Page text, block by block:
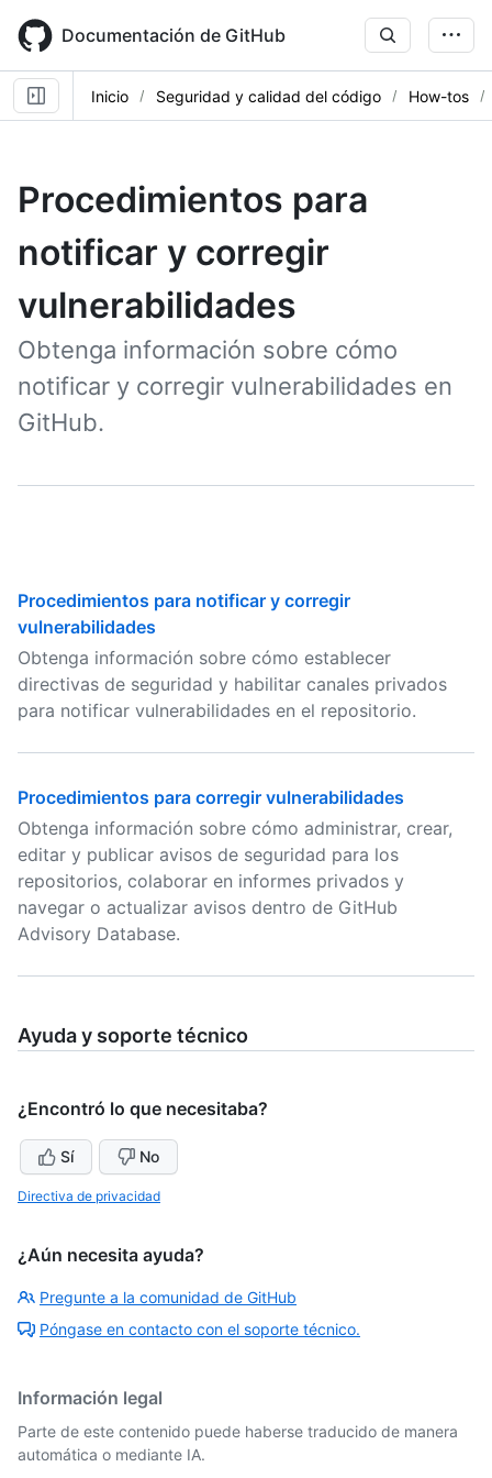
main
content
Documentación de GitHub
Inicio Seguridad y calidad del código How-tos
Procedimientos para
notificar y corregir
vulnerabilidades
Obtenga información sobre cómo
notificar y corregir vulnerabilidades en
GitHub.
Procedimientos para notificar y corregir
vulnerabilidades
Obtenga información sobre cómo establecer
directivas de seguridad y habilitar canales privados
para notificar vulnerabilidades en el repositorio.
Procedimientos para corregir vulnerabilidades
Obtenga información sobre cómo administrar, crear,
editar y publicar avisos de seguridad para los
repositorios, colaborar en informes privados y
navegar o actualizar avisos dentro de GitHub
Advisory Database.
Ayuda y soporte técnico
¿Encontró lo que necesitaba?
Sí No
Directiva de privacidad
¿Aún necesita ayuda?
Pregunte a la comunidad de GitHub
Póngase en contacto con el soporte técnico.
Información legal
Parte de este contenido puede haberse traducido de manera
automática o mediante IA.